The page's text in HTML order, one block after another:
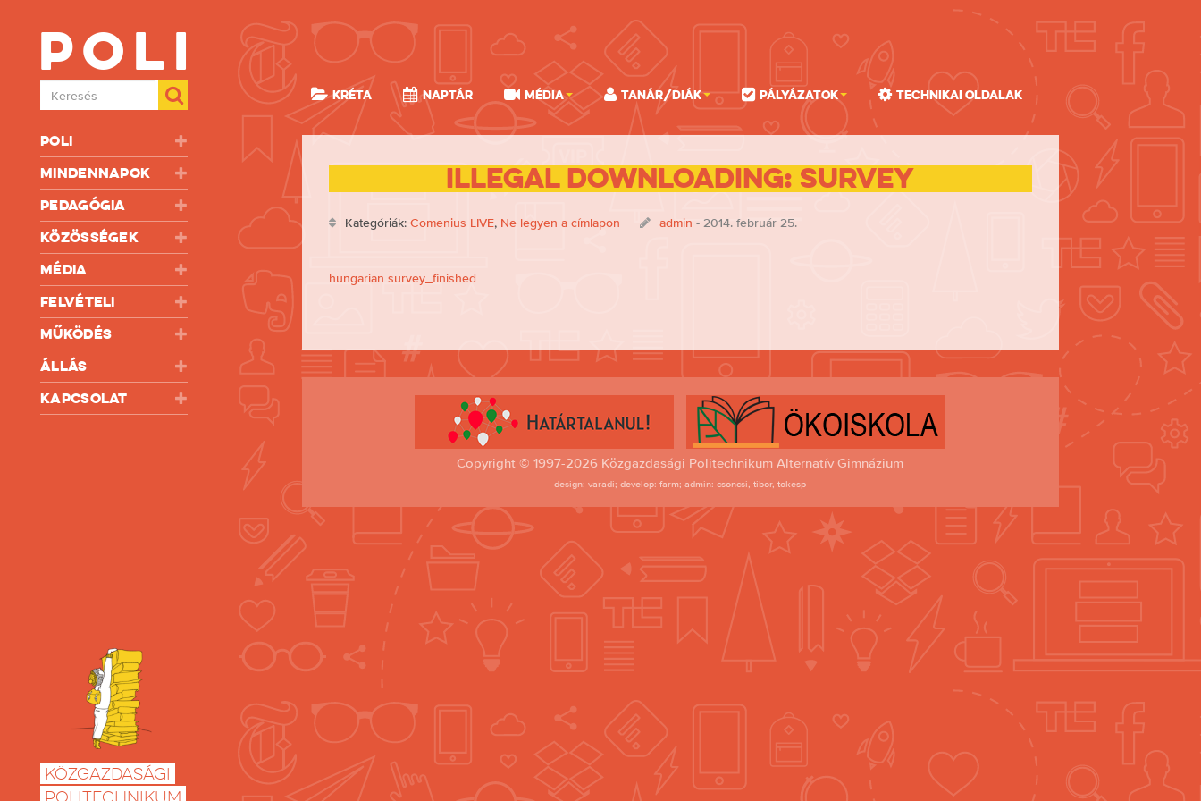
Poli
Mindennapok
Pedagógia
Közösségek
Média
Felvételi
Működés
Állás
Kapcsolat
Poli
Keresés
Közgazdasági
KRÉTA Naptár Média Tanár/Diák Pályázatok Technikai oldalak
Illegal downloading: survey
Kategóriák: Comenius LIVE, Ne legyen a címlapon admin - 2014. február 25.
hungarian survey_finished
Copyright © 1997-2026 Közgazdasági Politechnikum Alternatív Gimnázium
design: varadi; develop: farm; admin: csoncsi, tibor, tokesp